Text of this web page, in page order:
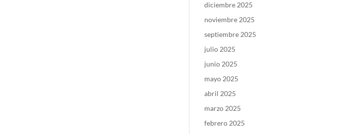
diciembre 2025
noviembre 2025
septiembre 2025
julio 2025
junio 2025
mayo 2025
abril 2025
marzo 2025
febrero 2025